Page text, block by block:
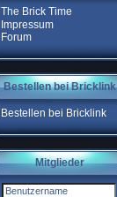
The Brick Time
Impressum
Forum
Bestellen bei Bricklink
Bestellen bei Bricklink
Mitglieder